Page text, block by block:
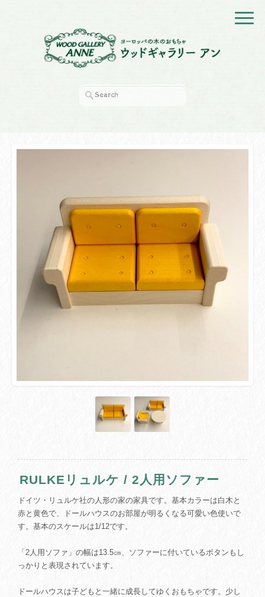
RULKEリュルケ / 2人用ソファー
ドイツ・リュルケ社の人形の家の家具です。基本カラーは白木と
赤と黄色で、ドールハウスのお部屋が明るくなる可愛い色使いで
す。基本のスケールは1/12です。
「2人用ソファ」の幅は13.5㎝、ソファーに付いているボタンもし
っかりと表現されています。
ドールハウスは子どもと一緒に成長してゆくおもちゃです。少し